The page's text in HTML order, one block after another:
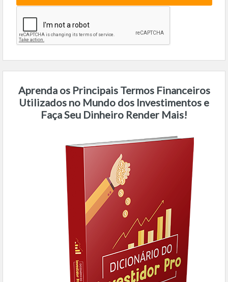
Aprenda os Principais Termos Financeiros
Utilizados no Mundo dos Investimentos e
Faça Seu Dinheiro Render Mais!